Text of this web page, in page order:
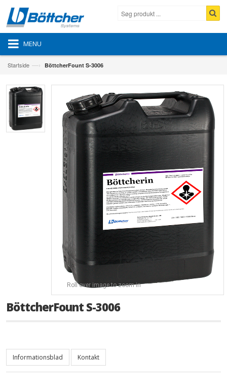
MENU
Startside —› BöttcherFount S-3006
Roll over image to zoom in
BöttcherFount S-3006
Informationsblad Kontakt